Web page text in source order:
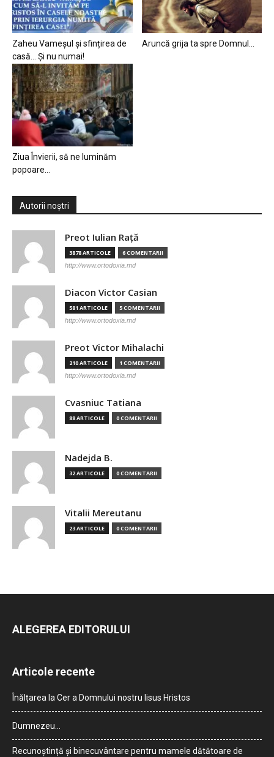
Zaheu Vameșul și sfințirea de
casă… Și nu numai!
Aruncă grija ta spre Domnul…
Ziua Învierii, să ne luminăm
popoare…
Autorii noștri
Preot Iulian Raţă
3878 ARTICOLE 6 COMENTARII
http://www.ortodoxia.md
Diacon Victor Casian
581 ARTICOLE 5 COMENTARII
http://www.ortodoxia.md
Preot Victor Mihalachi
210 ARTICOLE 1 COMENTARII
http://www.ortodoxia.md
Cvasniuc Tatiana
88 ARTICOLE 0 COMENTARII
Nadejda B.
32 ARTICOLE 0 COMENTARII
Vitalii Mereutanu
23 ARTICOLE 0 COMENTARII
ALEGEREA EDITORULUI
Articole recente
Înălțarea la Cer a Domnului nostru Iisus Hristos
Dumnezeu…
Recunoștință și binecuvântare pentru mamele dătătoare de